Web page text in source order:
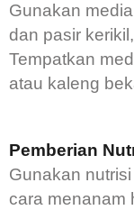
Gunakan
dan pasir
Tempatkan
atau kaleng
Pemberian
Gunakan
cara menanam